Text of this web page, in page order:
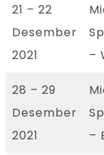
21 – 22
Desember
2021
–
28 – 29
Desember
2021
–